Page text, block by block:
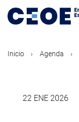
contenido
Inicio Agenda
22 ENE 2026